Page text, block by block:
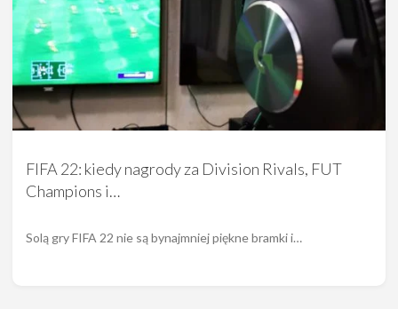
FIFA 22: kiedy nagrody za Division Rivals, FUT
Champions i…
Solą gry FIFA 22 nie są bynajmniej piękne bramki i…